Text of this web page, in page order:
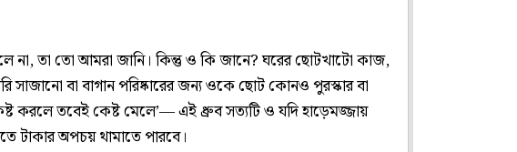
না, তা তো আমরা জানি। কিন্তু ও কি জানে? ঘরের ছোটখাটো কাজ,
সাজানো বা বাগান পরিষ্কারের জন্য ওকে ছোট কোনও পুরস্কার বা
করলে তবেই কেষ্ট মেলে’— এই ধ্রুব সত্যটি ও যদি হাড়েমজ্জায়
টাকার অপচয় থামাতে পারবে।